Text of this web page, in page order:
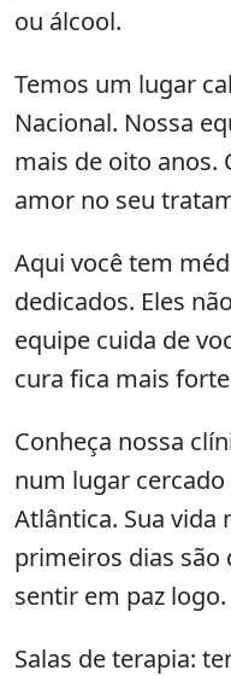
ou álcool.
Temos um lugar
Nacional. Nossa
mais de oito anos.
amor no seu
Aqui você tem
dedicados. Eles
equipe cuida de
cura fica mais
Conheça nossa
num lugar
Atlântica. Sua vida
primeiros dias são
sentir em paz logo.
Salas de terapia: